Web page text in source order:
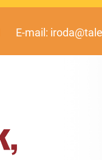
E-mail: